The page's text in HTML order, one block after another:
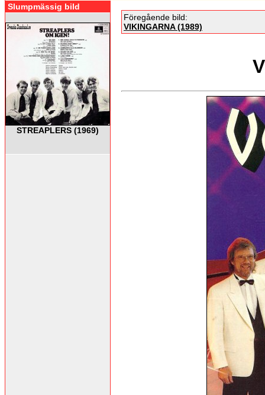
Slumpmässig bild
STREAPLERS (1969)
Föregående bild:
VIKINGARNA (1989)